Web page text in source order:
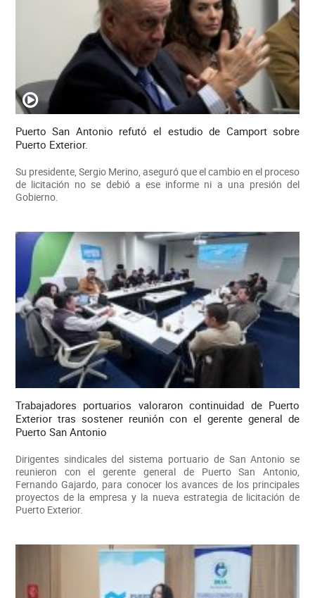
Puerto San Antonio refutó el estudio de Camport sobre
Puerto Exterior.
Su presidente, Sergio Merino, aseguró que el cambio en el proceso
de licitación no se debió a ese informe ni a una presión del
Gobierno.
Trabajadores portuarios valoraron continuidad de Puerto
Exterior tras sostener reunión con el gerente general de
Puerto San Antonio
Dirigentes sindicales del sistema portuario de San Antonio se
reunieron con el gerente general de Puerto San Antonio,
Fernando Gajardo, para conocer los avances de los principales
proyectos de la empresa y la nueva estrategia de licitación de
Puerto Exterior.